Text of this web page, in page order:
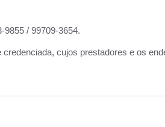
9855 / 99709-3654.
credenciada, cujos prestadores e os